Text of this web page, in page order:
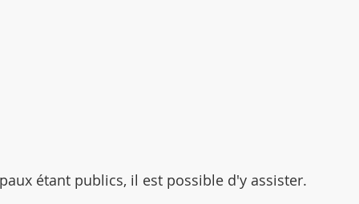
étant publics, il est possible d'y assister.